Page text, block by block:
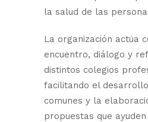
la salud de las
La organización actúa
encuentro, diálogo y
distintos colegios
facilitando el
comunes y la
propuestas que